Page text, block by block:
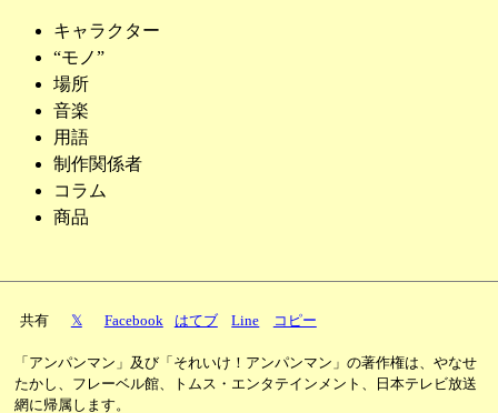
キャラクター
“モノ”
場所
音楽
用語
制作関係者
コラム
商品
共有 𝕏 Facebook はてブ Line コピー
「アンパンマン」及び「それいけ！アンパンマン」の著作権は、やなせ
たかし、フレーベル館、トムス・エンタテインメント、日本テレビ放送
網に帰属します。